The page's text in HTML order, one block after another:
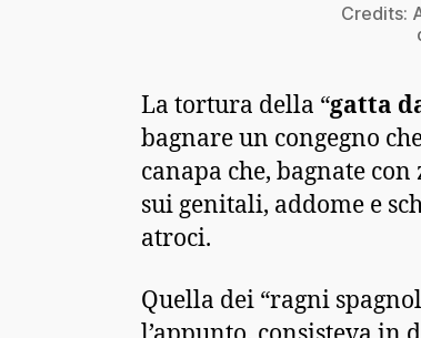
Credits:
La tortura della “gatta
bagnare un congegno
canapa che, bagnate
sui genitali, addome e
atroci.
Quella dei “ragni